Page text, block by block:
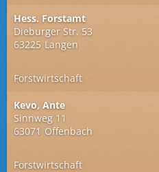
Hess. Forstamt
Dieburger Str. 53
63225 Langen
Forstwirtschaft
Kevo, Ante
Sinnweg 11
63071 Offenbach
Forstwirtschaft